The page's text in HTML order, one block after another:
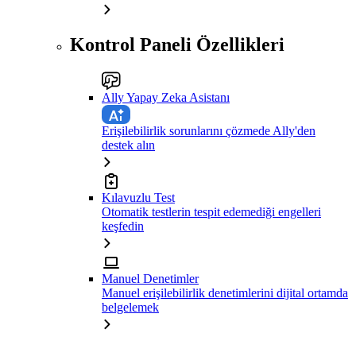
Kontrol Paneli Özellikleri
Ally Yapay Zeka Asistanı
Erişilebilirlik sorunlarını çözmede Ally'den
destek alın
Kılavuzlu Test
Otomatik testlerin tespit edemediği engelleri
keşfedin
Manuel Denetimler
Manuel erişilebilirlik denetimlerini dijital ortamda
belgelemek